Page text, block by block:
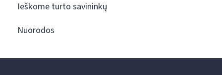
Ieškome turto savininkų
Nuorodos